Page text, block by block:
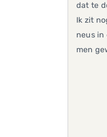
dat te
Ik zit
neus in
men